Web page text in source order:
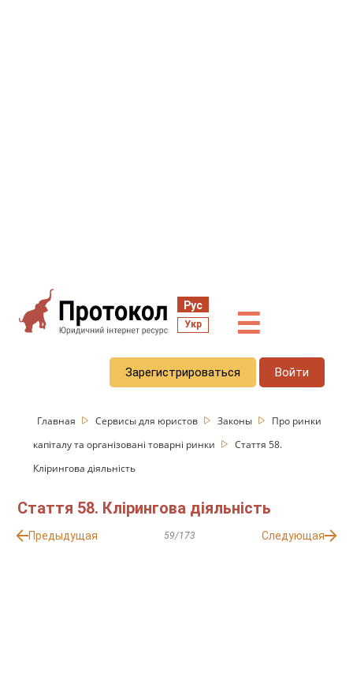
Рус
Укр ☰
Зарегистрироваться Войти
Главная Сервисы для юристов Законы
Про ринки
капіталу та організовані товарні ринки
Стаття 58.
Клірингова діяльність
Стаття 58. Клірингова діяльність
Предыдущая 59/173 Следующая